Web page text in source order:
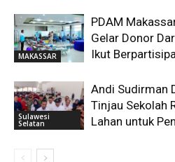
MAKASSAR
PDAM
Gelar Donor
Ikut
Sulawesi
Selatan
Andi Sudirman
Tinjau Sekolah
Lahan untuk